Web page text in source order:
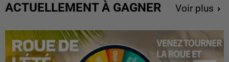
ACTUELLEMENT À GAGNER Voir plus